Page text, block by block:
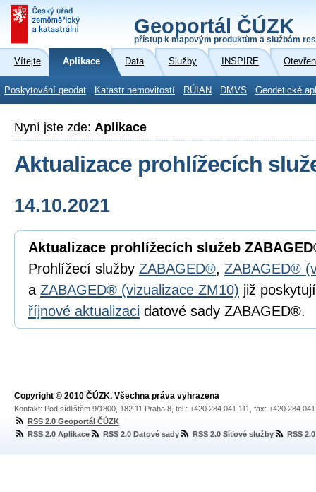
Geoportál ČÚZK
přístup k mapovým produktům a službám
Vítejte Aplikace Data Služby INSPIRE
Poskytování geodat Katastr nemovitostí RÚIAN DMVS Geodetické
Nyní jste zde: Aplikace
Aktualizace prohlížecích
14.10.2021
Aktualizace prohlížecích služeb
Prohlížecí služby ZABAGED®, ZABAGED®
a ZABAGED® (vizualizace ZM10) již
říjnové aktualizaci datové sady ZABAGED®.
Copyright © 2010 ČÚZK, Všechna práva vyhrazena
Kontakt: Pod sídlištěm 9/1800, 182 11 Praha 8, tel.: +420 284 041 111, fax: +420 284
RSS 2.0 Geoportál ČÚZK
RSS 2.0 Aplikace
RSS 2.0 Datové sady RSS 2.0 Síťové služby RSS